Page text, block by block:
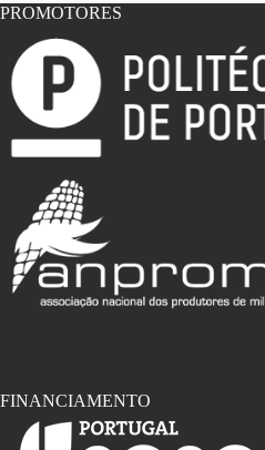
PROMOTORES
FINANCIAMENTO